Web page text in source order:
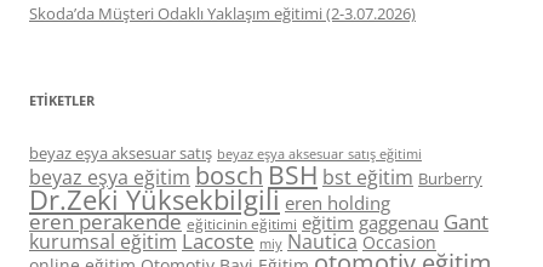
Skoda’da Müşteri Odaklı Yaklaşım eğitimi (2-3.07.2026)
ETIKETLER
beyaz eşya aksesuar satış beyaz eşya aksesuar satış eğitimi
beyaz eşya eğitim boschBSH bst eğitim Burberry
Dr.Zeki Yüksekbilgili eren holding
eren perakende eğiticinin eğitimi eğitim gaggenau Gant
kurumsal eğitim Lacoste miy Nautica Occasion